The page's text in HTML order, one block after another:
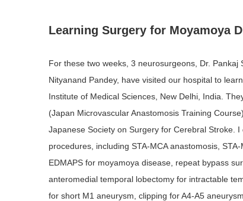
Learning Surgery for Moyamoya
For these two weeks, 3 neurosurgeons, Dr. Pankaj
Nityanand Pandey, have visited our hospital to
Institute of Medical Sciences, New Delhi, India.
(Japan Microvascular Anastomosis Training
Japanese Society on Surgery for Cerebral Stroke.
procedures, including STA-MCA anastomosis,
EDMAPS for moyamoya disease, repeat bypass
anteromedial temporal lobectomy for intractable
for short M1 aneurysm, clipping for A4-A5